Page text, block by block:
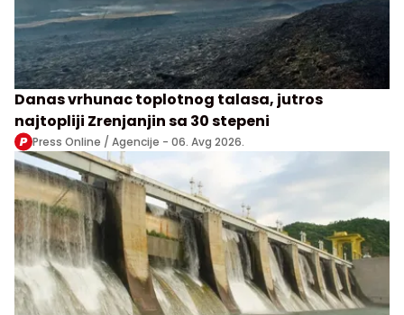
Danas vrhunac toplotnog talasa, jutros
najtopliji Zrenjanjin sa 30 stepeni
Press Online / Agencije - 06. Avg 2026.